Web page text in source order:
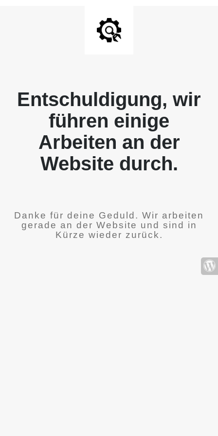
Entschuldigung, wir
führen einige
Arbeiten an der
Website durch.
Danke für deine Geduld. Wir arbeiten
gerade an der Website und sind in
Kürze wieder zurück.